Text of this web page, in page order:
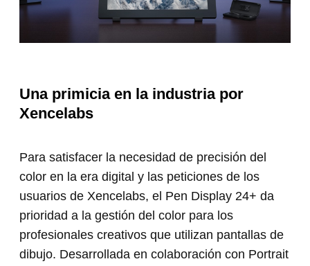
Una primicia en la industria por
Xencelabs
Para satisfacer la necesidad de precisión del
color en la era digital y las peticiones de los
usuarios de Xencelabs, el Pen Display 24+ da
prioridad a la gestión del color para los
profesionales creativos que utilizan pantallas de
dibujo. Desarrollada en colaboración con Portrait